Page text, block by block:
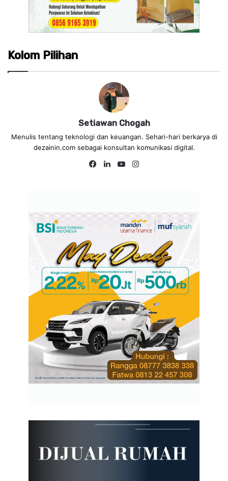
Kolom Pilihan
Setiawan Chogah
Menulis tentang teknologi dan keuangan. Sehari-hari berkarya di
dezainin.com sebagai konsultan komunikasi digital.
Fa
Lin
Yo